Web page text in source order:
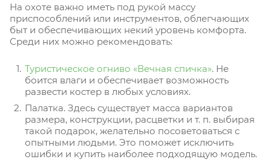
На охоте важно иметь под рукой массу
приспособлений или инструментов, облегчающих
быт и обеспечивающих некий уровень комфорта.
Среди них можно рекомендовать:
Туристическое огниво «Вечная спичка». Не
боится влаги и обеспечивает возможность
развести костер в любых условиях.
Палатка. Здесь существует масса вариантов
размера, конструкции, расцветки и т. п. выбирая
такой подарок, желательно посоветоваться с
опытными людьми. Это поможет исключить
ошибки и купить наиболее подходящую модель.